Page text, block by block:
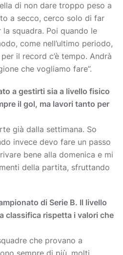
di non dare troppo peso a
a secco, cerco solo di far
squadra. Poi quando le
come nell’ultimo periodo,
il record c’è tempo. Andrà
che vogliamo fare”.
a gestirti sia a livello fisico
il gol, ma lavori tanto per
già dalla settimana. So
invece devo fare un passo
bene alla domenica e mi
della partita, sfruttando
di Serie B. Il livello
classifica rispetta i valori che
che provano a